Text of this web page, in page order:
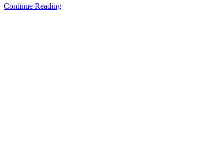
Continue Reading